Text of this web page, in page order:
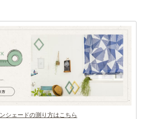
シェードの測り方はこちら